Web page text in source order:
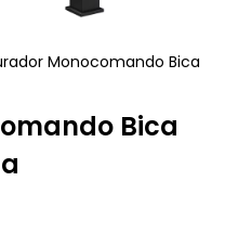
Monocomando Bica
Bica